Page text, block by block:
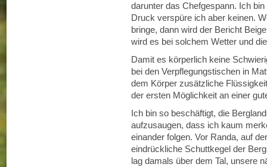
darunter das Chefgespann. Ich
Druck verspüre ich aber keinen.
bringe, dann wird der Bericht
wird es bei solchem Wetter und
Damit es körperlich keine
bei den Verpflegungstischen in
dem Körper zusätzliche
der ersten Möglichkeit an einer
Ich bin so beschäftigt, die
aufzusaugen, dass ich kaum
einander folgen. Vor Randa, auf
eindrückliche Schuttkegel der
lag damals über dem Tal, unsere